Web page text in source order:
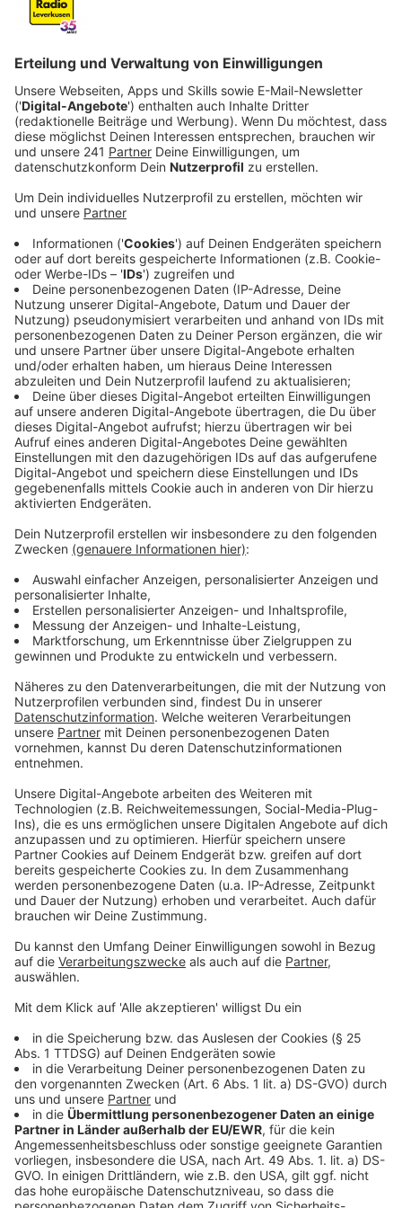
Silvester.
nach Quettingen und Rheindorf aus.
Veröffentlicht: Montag, 02.01.2023 07:06
Anzeige
Neben mehreren Kleinbränden brannten am Quettinger
Feld mehrere Bäume. Das Feuer drohte auf Gebäude
überzugreifen. Parallel gab es einen gemeldeten
Balkonbrand der auf die Wohnung überzugreifen
drohte. Außerdem sind Mülltonnen auf dem
Schulgelände der Grundschule in der Heinrich Lübcke
Straßen ausgebrannt, weil darin offenbar
Feuerwerkskörper gezündet worden waren. Durch den
Brand wurde auch die Fassade der Schule beschädigt.
Hinweise zu dem Vorfall nimmt die Polizei entgegen.
Anzeige
Auto stürzt auf Europaring
Anzeige
Für den wohl kuriosesten Einsatz in der Silvesternacht
sorgte ein31-jähriger BMW-Fahrer in Wiesdorf.
Nachdem der Mann auf Höhe des Kinopolis erst mit
einer Verkehrsinsel kollidiert war, durchbrach er eine
Sicherheitswand und stürzte mit seinem Auto etwa
sechs Meter tief auf die untere Fahrbahnebene. Fahrer
und Beifahrer kamen mit leichten Verletzungen davon.
Laut Polizei hatte der Fahrer zuvor Alkohol getrunken.
Wegen des Unfalls ist nun der Europaring auf der
unteren Ebene in Fahrtrichtung Köln bis auf Weiteres
gesperrt, weil lose Betonteile auf die Fahrbahn
stürzen könnten.
Anzeige
Weitere Meldungen aus Leverkusen
Anzeige
Leverkusener Gesundheitsamt befürchtet Winter-
Corona-Welle
Werkself hofft auf deutlich besseren Rückrundenstart
Führerschein-Umtausch und Grundsteuer in
Leverkusen
Anzeige